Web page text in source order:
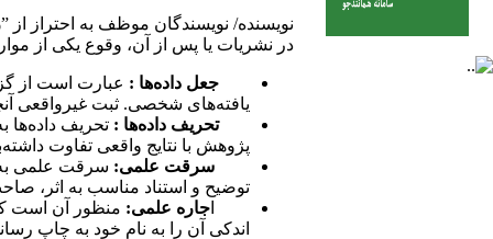
نویسنده/ نویسندگان موظف به احتراز از ”
در نشریات یا پس از آن، وقوع یکی از
جعل داده‌ها : عبارت است از
یافته‌های شخصی. ثبت غیرواقعی
تحریف داده‌ها : تحریف داده‌ها
پژوهش با نتایج واقعی تفاوت
سرقت علمی: سرقت علمی به
توضیح و استناد مناسب به اثر،
جاره علمی: منظور آن است
اندکی آن را به نام خود به چاپ